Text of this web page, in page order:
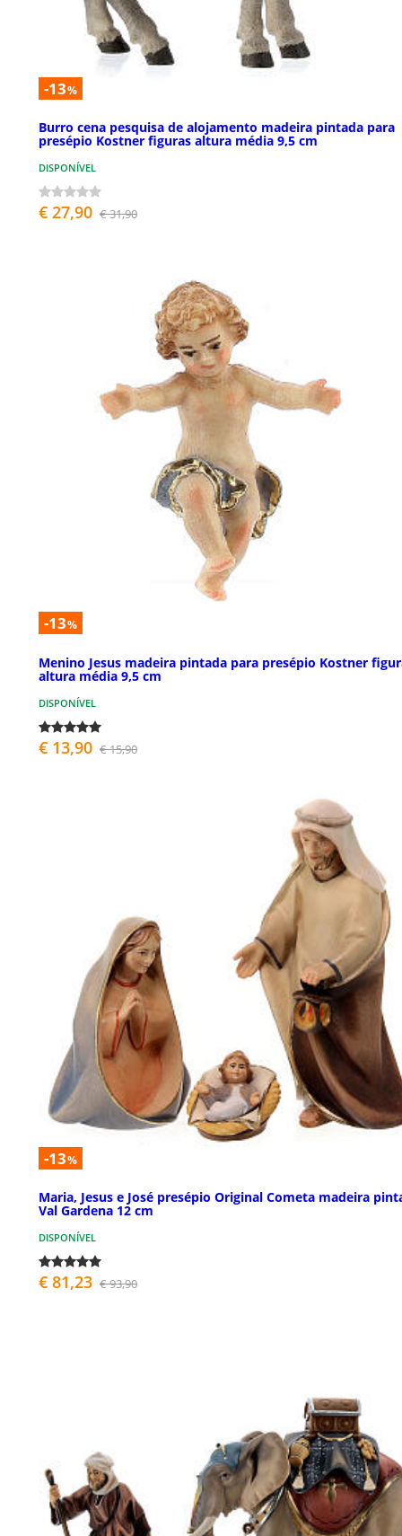
-13%
Burro cena pesquisa de alojamento madeira pintada para
presépio Kostner figuras altura média 9,5 cm
DISPONÍVEL
€ 27,90 € 31,90
-13%
Menino Jesus madeira pintada para presépio Kostner
altura média 9,5 cm
DISPONÍVEL
€ 13,90 € 15,90
-13%
Maria, Jesus e José presépio Original Cometa madeira
Val Gardena 12 cm
DISPONÍVEL
€ 81,23 € 93,90